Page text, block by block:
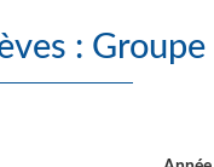
Liste des